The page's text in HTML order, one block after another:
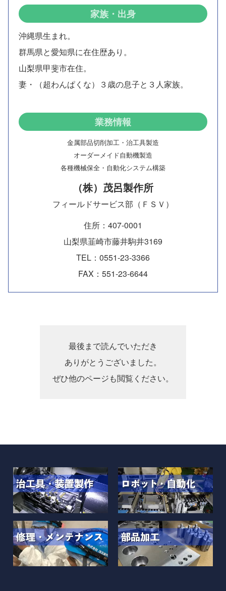
業務情報
金属部品切削加工・治工具製造
オーダーメイド自動機製造
各種機械保全・自動化システム構築
（株）茂呂製作所
フィールドサービス部（ＦＳＶ）
住所：407-0001
山梨県韮崎市藤井駒井3169
TEL：0551-23-3366
FAX：551-23-6644
家族・出身
沖縄県生まれ。
群馬県と愛知県に在住歴あり。
山梨県甲斐市在住。
妻・（超わんぱくな）３歳の息子と３人家族。
最後まで読んでいただき
ありがとうございました。
ぜひ他のページも閲覧ください。